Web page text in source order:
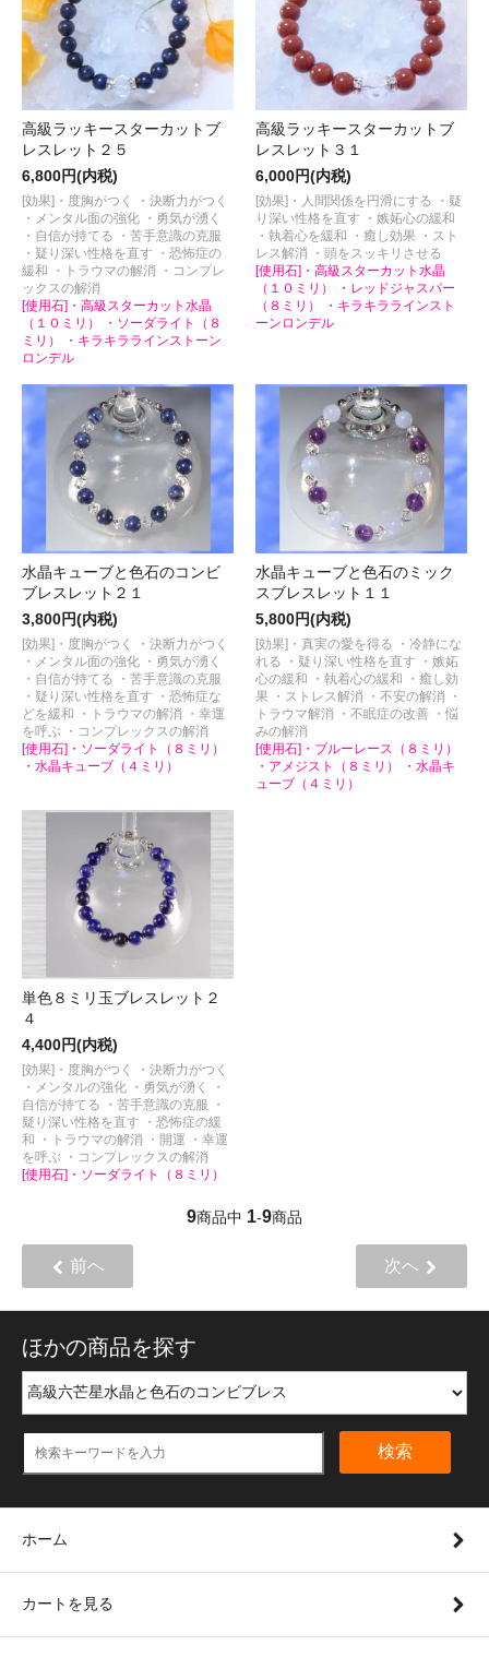
高級ラッキースターカットブ
レスレット２５
6,800円(内税)
[効果]・度胸がつく ・決断力がつく
・メンタル面の強化 ・勇気が湧く
・自信が持てる ・苦手意識の克服
・疑り深い性格を直す ・恐怖症の
緩和 ・トラウマの解消 ・コンプレ
ックスの解消
[使用石]・高級スターカット水晶
（１０ミリ） ・ソーダライト（８
ミリ） ・キラキララインストーン
ロンデル
高級ラッキースターカットブ
レスレット３１
6,000円(内税)
[効果]・人間関係を円滑にする ・疑
り深い性格を直す ・嫉妬心の緩和
・執着心を緩和 ・癒し効果 ・スト
レス解消 ・頭をスッキリさせる
[使用石]・高級スターカット水晶
（１０ミリ） ・レッドジャスパー
（８ミリ） ・キラキララインスト
ーンロンデル
水晶キューブと色石のコンビ
ブレスレット２１
3,800円(内税)
[効果]・度胸がつく ・決断力がつく
・メンタル面の強化 ・勇気が湧く
・自信が持てる ・苦手意識の克服
・疑り深い性格を直す ・恐怖症な
どを緩和 ・トラウマの解消 ・幸運
を呼ぶ ・コンプレックスの解消
[使用石]・ソーダライト（８ミリ）
・水晶キューブ（４ミリ）
水晶キューブと色石のミック
スブレスレット１１
5,800円(内税)
[効果]・真実の愛を得る ・冷静にな
れる ・疑り深い性格を直す ・嫉妬
心の緩和 ・執着心の緩和 ・癒し効
果 ・ストレス解消 ・不安の解消 ・
トラウマ解消 ・不眠症の改善 ・悩
みの解消
[使用石]・ブルーレース（８ミリ）
・アメジスト（８ミリ） ・水晶キ
ューブ（４ミリ）
単色８ミリ玉ブレスレット２
４
4,400円(内税)
[効果]・度胸がつく ・決断力がつく
・メンタルの強化 ・勇気が湧く ・
自信が持てる ・苦手意識の克服 ・
疑り深い性格を直す ・恐怖症の緩
和 ・トラウマの解消 ・開運 ・幸運
を呼ぶ ・コンプレックスの解消
[使用石]・ソーダライト（８ミリ）
9商品中 1-9商品
前へ 次へ
ほかの商品を探す
検索
ホーム
カートを見る